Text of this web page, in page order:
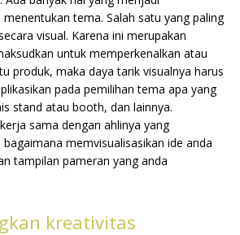
tema. Salah satu yang paling
visual. Karena ini merupakan
untuk memperkenalkan atau
produk, maka daya tarik visualnya harus
pada pemilihan tema apa yang
stand atau booth, dan lainnya.
sama dengan ahlinya yang
memvisualisasikan ide anda
tampilan pameran yang anda
kreativitas